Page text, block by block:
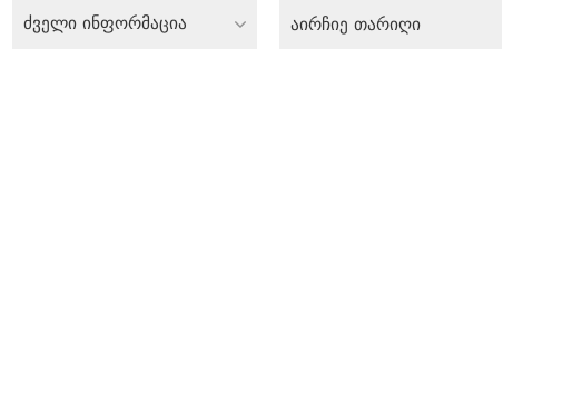
ძველი ინფორმაცია